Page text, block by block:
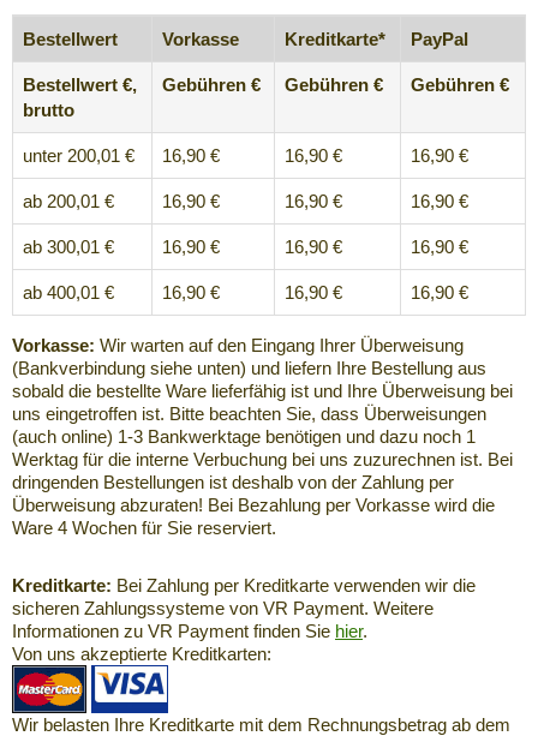
Bestellwert Vorkasse Kreditkarte* PayPal
Bestellwert €,
brutto
Gebühren € Gebühren € Gebühren €
unter 200,01 € 16,90 € 16,90 € 16,90 €
ab 200,01 € 16,90 € 16,90 € 16,90 €
ab 300,01 € 16,90 € 16,90 € 16,90 €
ab 400,01 € 16,90 € 16,90 € 16,90 €
Vorkasse: Wir warten auf den Eingang Ihrer Überweisung
(Bankverbindung siehe unten) und liefern Ihre Bestellung aus
sobald die bestellte Ware lieferfähig ist und Ihre Überweisung bei
uns eingetroffen ist. Bitte beachten Sie, dass Überweisungen
(auch online) 1-3 Bankwerktage benötigen und dazu noch 1
Werktag für die interne Verbuchung bei uns zuzurechnen ist. Bei
dringenden Bestellungen ist deshalb von der Zahlung per
Überweisung abzuraten! Bei Bezahlung per Vorkasse wird die
Ware 4 Wochen für Sie reserviert.
Kreditkarte: Bei Zahlung per Kreditkarte verwenden wir die
sicheren Zahlungssysteme von VR Payment. Weitere
Informationen zu VR Payment finden Sie hier.
Von uns akzeptierte Kreditkarten:
Wir belasten Ihre Kreditkarte mit dem Rechnungsbetrag ab dem